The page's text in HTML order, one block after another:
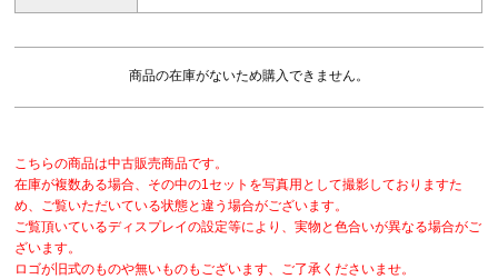
商品の在庫がないため購入できません。
こちらの商品は中古販売商品です。
在庫が複数ある場合、その中の1セットを写真用として撮影しておりますた
め、ご覧いただいている状態と違う場合がございます。
ご覧頂いているディスプレイの設定等により、実物と色合いが異なる場合がご
ざいます。
ロゴが旧式のものや無いものもございます、ご了承くださいませ。